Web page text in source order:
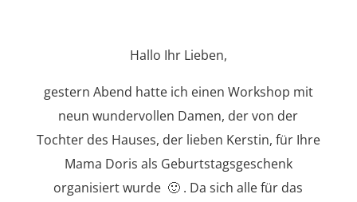
Hallo Ihr Lieben,
gestern Abend hatte ich einen Workshop mit
neun wundervollen Damen, der von der
Tochter des Hauses, der lieben Kerstin, für Ihre
Mama Doris als Geburtstagsgeschenk
organisiert wurde 🙂 . Da sich alle für das